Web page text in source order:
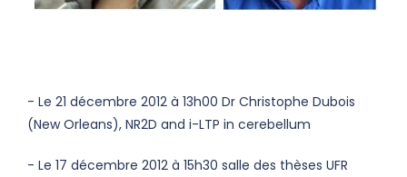
- Le 21 décembre 2012 à 13h00 Dr Christophe Dubois
(New Orleans), NR2D and i-LTP in cerebellum
- Le 17 décembre 2012 à 15h30 salle des thèses UFR